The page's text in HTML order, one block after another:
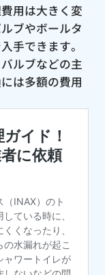
用は大きく変
ブやボールタ
手できます。
ルブなどの主
は多額の費用